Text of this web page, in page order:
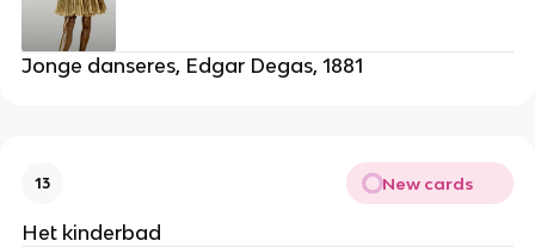
Jonge danseres, Edgar Degas, 1881
13 New cards
Het kinderbad